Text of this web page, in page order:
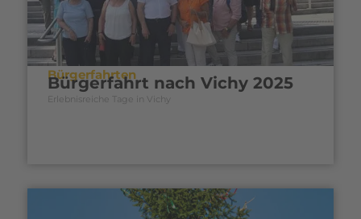
Bürgerfahrten
Bürgerfahrt nach Vichy 2025
Erlebnisreiche Tage in Vichy